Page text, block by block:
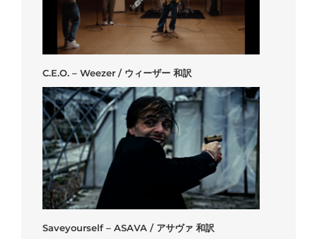
C.E.O. – Weezer / ウィーザー 和訳
Saveyourself – ASAVA / アサヴァ 和訳